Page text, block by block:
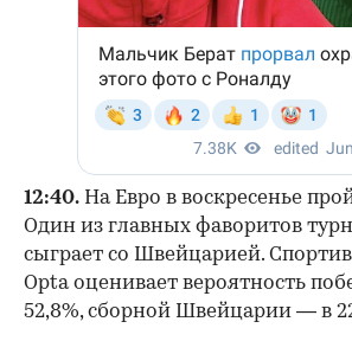
12:40. На Евро в воскресенье
Один из главных фаворитов
сыграет со Швейцарией.
Opta оценивает вероятность
52,8%, сборной Швейцарии — в